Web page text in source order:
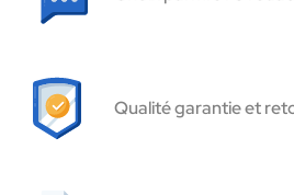
Qualité garantie et